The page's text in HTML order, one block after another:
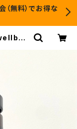
無料）でお得な